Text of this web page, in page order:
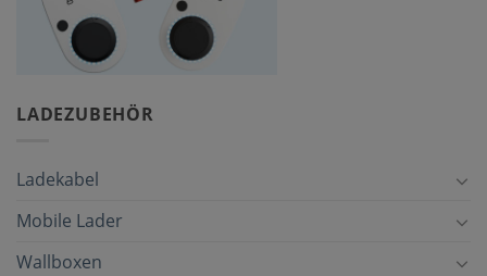
LADEZUBEHÖR
Ladekabel
Mobile Lader
Wallboxen